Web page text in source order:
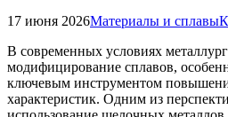
17 июня 2026Материалы и сплавы
В современных условиях
модифицирование сплавов,
ключевым инструментом
характеристик. Одним из